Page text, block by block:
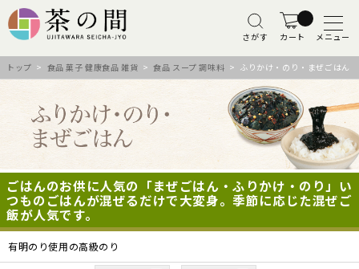
さがす カート メニュー
トップ > 食品 菓子 健康食品 雑貨 >食品 スープ 調味料 > ふりかけ・のり・まぜごはん
ごはんのお供に人気の「まぜごはん・ふりかけ・のり」い
つものごはんが混ぜるだけで大変身。季節に応じた混ぜご
飯が人気です。
有明のり使用の高級のり